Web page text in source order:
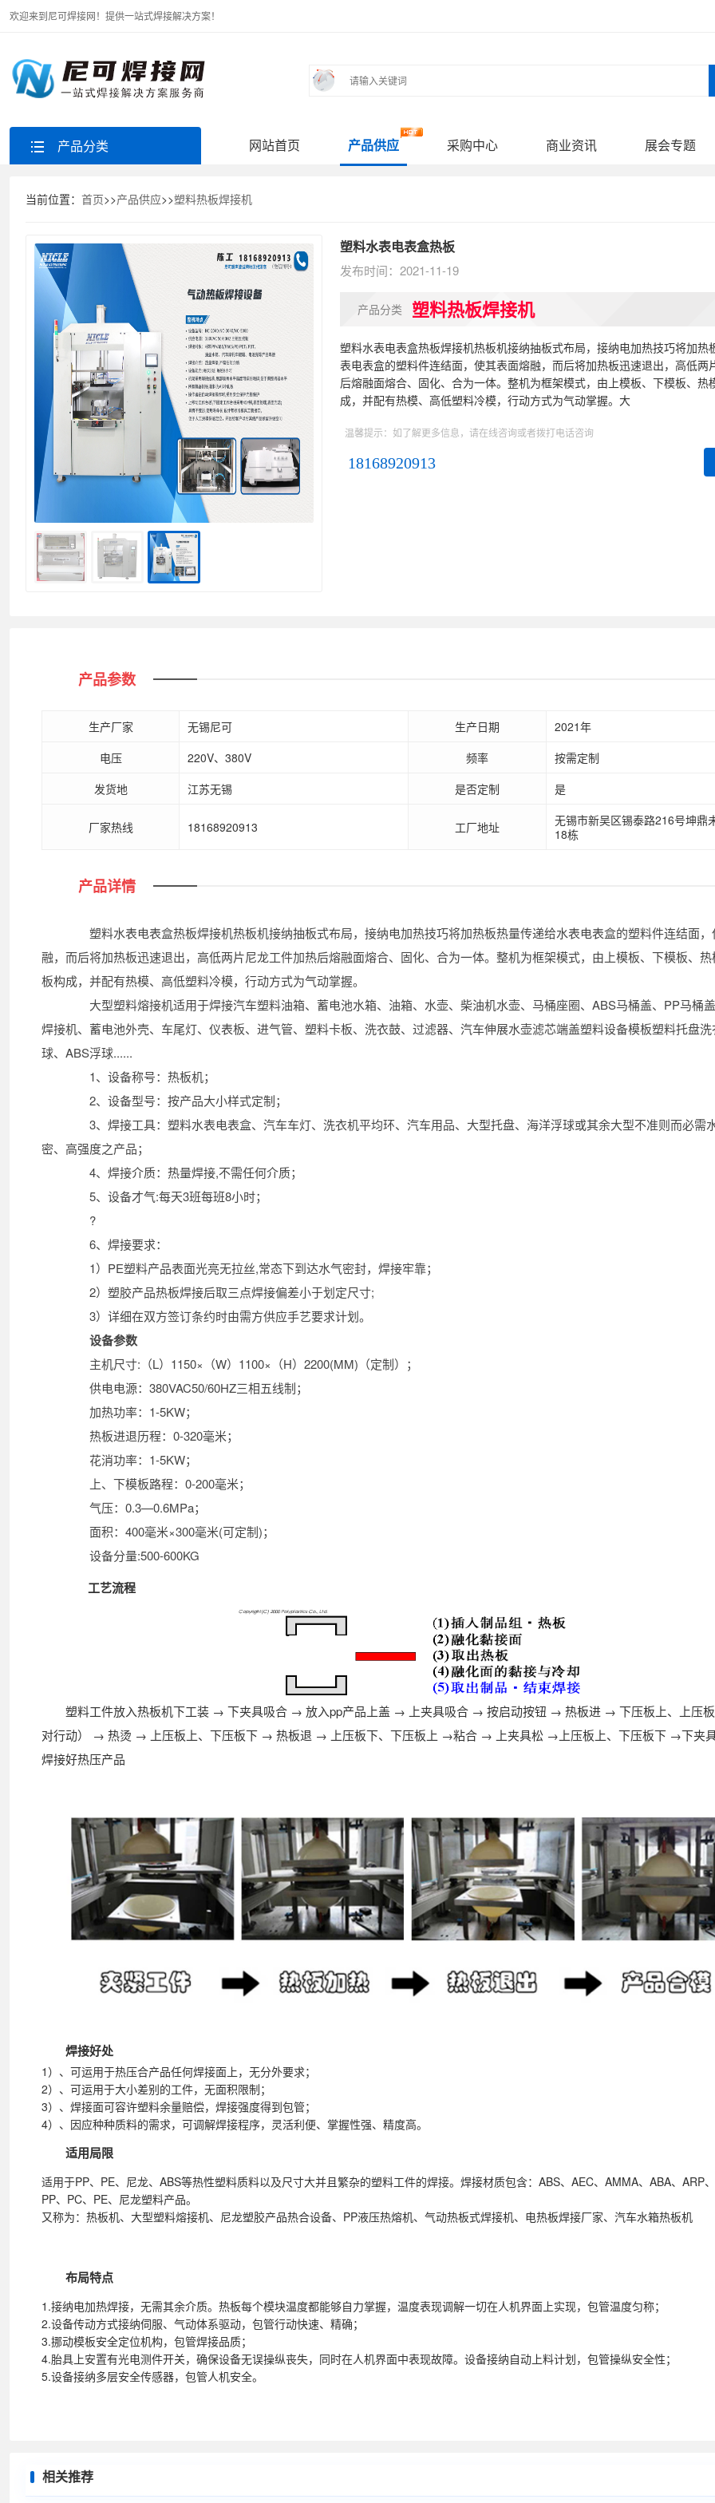
欢迎来到尼可焊接网！提供一站式焊接解决方案！
产品分类 网站首页 产品供应 采购中心 商业资讯 展会专题
当前位置： 首页>>产品供应>>塑料热板焊接机
塑料水表电表盒热板
发布时间：2021-11-19
产品分类 塑料热板焊接机
塑料水表电表盒热板焊接机热板机接纳抽板式布局，接纳电加热技巧将加热
表电表盒的塑料件连结面，使其表面熔融，而后将加热板迅速退出，高低两
后熔融面熔合、固化、合为一体。整机为框架模式，由上模板、下模板、热
成，并配有热模、高低塑料冷模，行动方式为气动掌握。大
温馨提示：如了解更多信息，请在线咨询或者拨打电话咨询
18168920913
产品参数
生产厂家 无锡尼可 生产日期
2021年
电压
220V、380V 频率
按需定制
发货地
江苏无锡 是否定制 是
厂家热线 18168920913 工厂地址
无锡市新吴区锡泰路216号坤鼎
18栋
产品详情
塑料水表电表盒热板焊接机热板机接纳抽板式布局，接纳电加热技巧将加热板热量传递给水表电表盒的塑料件连结面，
融，而后将加热板迅速退出，高低两片尼龙工件加热后熔融面熔合、固化、合为一体。整机为框架模式，由上模板、下模板、
板构成，并配有热模、高低塑料冷模，行动方式为气动掌握。
大型塑料熔接机适用于焊接汽车塑料油箱、蓄电池水箱、油箱、水壶、柴油机水壶、马桶座圈、ABS马桶盖、PP马桶
焊接机、蓄电池外壳、车尾灯、仪表板、进气管、塑料卡板、洗衣鼓、过滤器、汽车伸展水壶滤芯端盖塑料设备模板塑料托盘
球、ABS浮球......
1、设备称号：热板机；
2、设备型号：按产品大小样式定制；
3、焊接工具：塑料水表电表盒、汽车车灯、洗衣机平均环、汽车用品、大型托盘、海洋浮球或其余大型不准则而必需
密、高强度之产品；
4、焊接介质：热量焊接,不需任何介质；
5、设备才气:每天3班每班8小时；
?
6、焊接要求：
1）PE塑料产品表面光亮无拉丝,常态下到达水气密封，焊接牢靠；
2）塑胶产品热板焊接后取三点焊接偏差小于划定尺寸;
3）详细在双方签订条约时由需方供应手艺要求计划。
设备参数
主机尺寸:（L）1150×（W）1100×（H）2200(MM)（定制）；
供电电源：380VAC50/60HZ三相五线制；
加热功率：1-5KW；
热板进退历程：0-320毫米；
花消功率：1-5KW；
上、下模板路程：0-200毫米；
气压：0.3—0.6MPa；
面积：400毫米×300毫米(可定制)；
设备分量:500-600KG
工艺流程
塑料工件放入热板机下工装 → 下夹具吸合 → 放入pp产品上盖 → 上夹具吸合 → 按启动按钮 → 热板进 → 下压板上、上压
对行动） → 热烫 → 上压板上、下压板下 → 热板退 → 上压板下、下压板上 →粘合 → 上夹具松 →上压板上、下压板下 →下夹
焊接好热压产品
焊接好处
1）、可运用于热压合产品任何焊接面上，无分外要求；
2）、可运用于大小差别的工件，无面积限制；
3）、焊接面可容许塑料余量赔偿，焊接强度得到包管；
4）、因应种种质料的需求，可调解焊接程序，灵活利便、掌握性强、精度高。
适用局限
适用于PP、PE、尼龙、ABS等热性塑料质料以及尺寸大并且繁杂的塑料工件的焊接。焊接材质包含：ABS、AEC、AMMA、ABA、ARP
PP、PC、PE、尼龙塑料产品。
又称为：热板机、大型塑料熔接机、尼龙塑胶产品热合设备、PP液压热熔机、气动热板式焊接机、电热板焊接厂家、汽车水箱热板机
布局特点
1.接纳电加热焊接，无需其余介质。热板每个模块温度都能够自力掌握，温度表现调解一切在人机界面上实现，包管温度匀称；
2.设备传动方式接纳伺服、气动体系驱动，包管行动快速、精确；
3.挪动模板安全定位机构，包管焊接品质；
4.胎具上安置有光电测件开关，确保设备无误操纵丧失，同时在人机界面中表现故障。设备接纳自动上料计划，包管操纵安全性；
5.设备接纳多层安全传感器，包管人机安全。
相关推荐